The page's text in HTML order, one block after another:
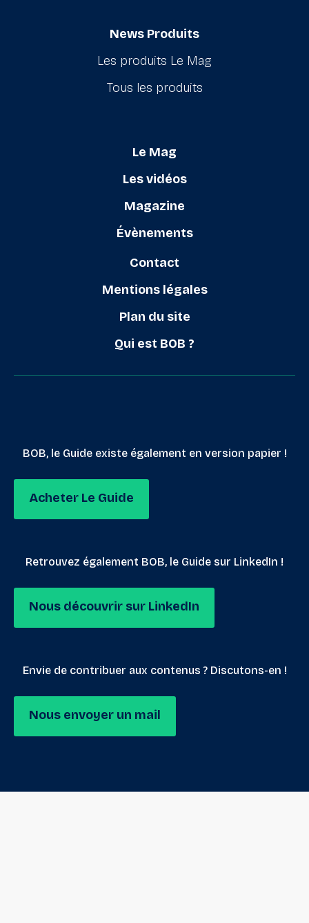
News Produits
Les produits Le Mag
Tous les produits
Le Mag
Les vidéos
Magazine
Évènements
Contact
Mentions légales
Plan du site
Qui est BOB ?
BOB, le Guide existe également en version papier !
Acheter Le Guide
Retrouvez également BOB, le Guide sur LinkedIn !
Nous découvrir sur LinkedIn
Envie de contribuer aux contenus ? Discutons-en !
Nous envoyer un mail